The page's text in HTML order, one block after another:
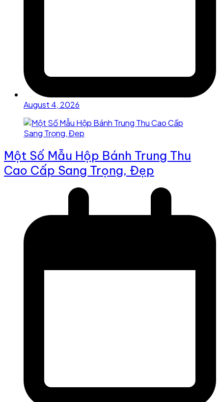
August 4, 2026
Một Số Mẫu Hộp Bánh Trung Thu
Cao Cấp Sang Trọng, Đẹp